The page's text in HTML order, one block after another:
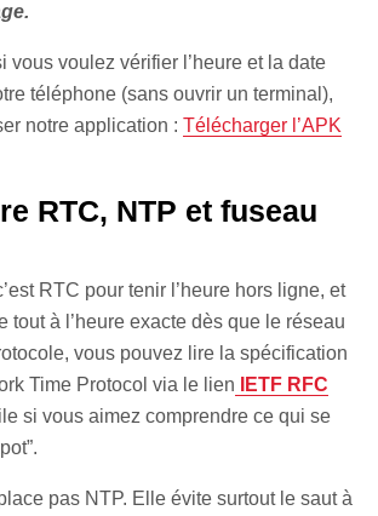
vous voulez vérifier l’heure et la date
téléphone (sans ouvrir un terminal),
notre application : Télécharger l’APK
RTC, NTP et fuseau
RTC pour tenir l’heure hors ligne, et
tout à l’heure exacte dès que le réseau
vous pouvez lire la spécification
Time Protocol via le lien
IETF RFC
si vous aimez comprendre ce qui se
pas NTP. Elle évite surtout le saut à